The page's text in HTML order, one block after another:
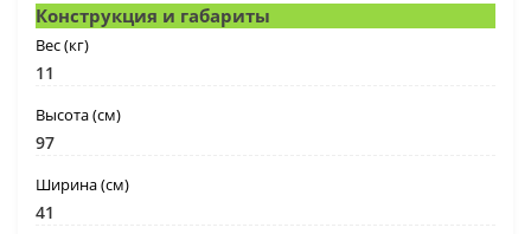
Конструкция и габариты
Вес (кг)
11
Высота (см)
97
Ширина (см)
41